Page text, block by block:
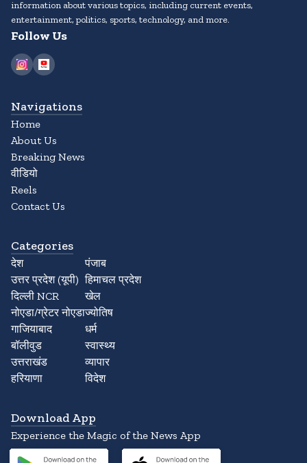
information about various topics, including current events,
entertainment, politics, sports, technology, and more.
Follow Us
Navigations
Home
About Us
Breaking News
वीडियो
Reels
Contact Us
Categories
देश
उत्तर प्रदेश (यूपी)
दिल्ली NCR
नोएडा/ग्रेटर नोएडा
गाजियाबाद
बॉलीवुड
उत्तराखंड
हरियाणा
पंजाब
हिमाचल प्रदेश
खेल
ज्योतिष
धर्म
स्वास्थ्य
व्यापार
विदेश
Download App
Experience the Magic of the News App